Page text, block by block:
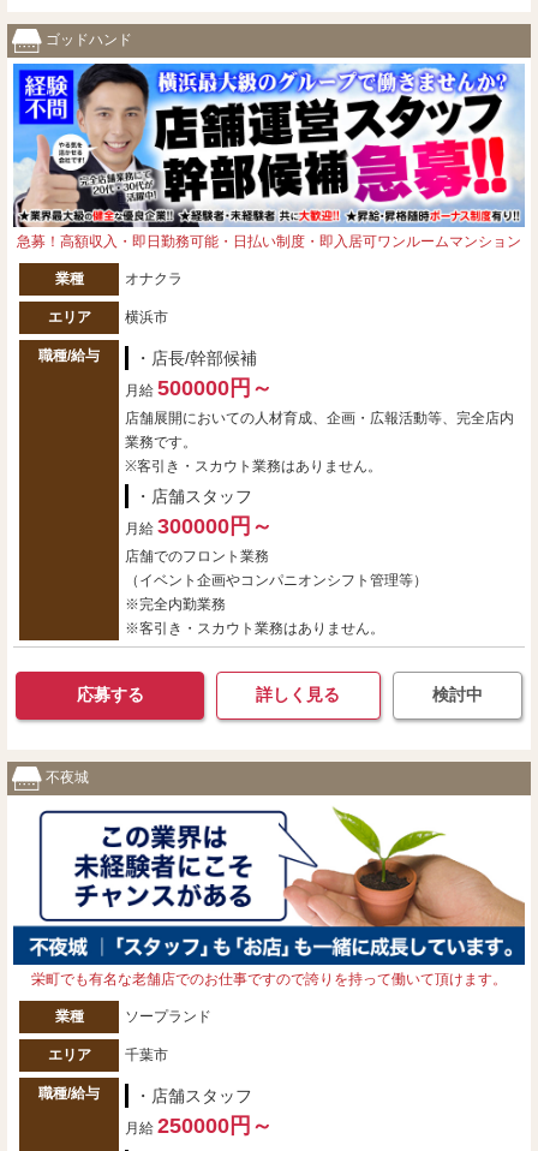
ゴッドハンド
急募！高額収入・即日勤務可能・日払い制度・即入居可ワンルームマンション
業種 オナクラ
エリア 横浜市
職種/給与 ・店長/幹部候補
月給 500000円～
店舗展開においての人材育成、企画・広報活動等、完全店内
業務です。
※客引き・スカウト業務はありません。
・店舗スタッフ
月給 300000円～
店舗でのフロント業務
（イベント企画やコンパニオンシフト管理等）
※完全内勤業務
※客引き・スカウト業務はありません。
応募する 詳しく見る 検討中
不夜城
栄町でも有名な老舗店でのお仕事ですので誇りを持って働いて頂けます。
業種 ソープランド
エリア 千葉市
職種/給与 ・店舗スタッフ
月給 250000円～